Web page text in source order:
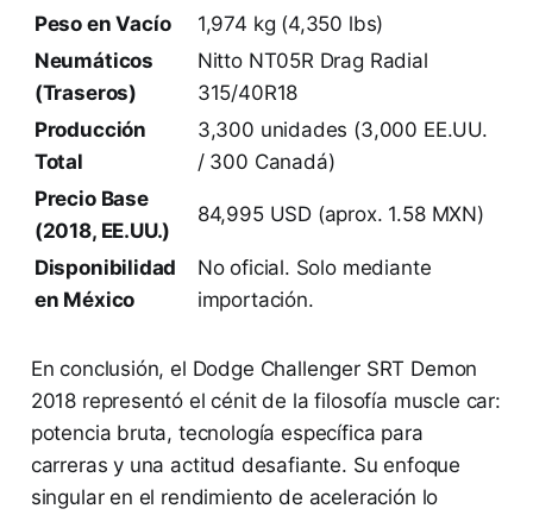
Peso en Vacío
1,974 kg (4,350 lbs)
Neumáticos
(Traseros)
Nitto NT05R Drag Radial
315/40R18
Producción
Total
3,300 unidades (3,000 EE.UU.
/ 300 Canadá)
Precio Base
(2018, EE.UU.)
84,995 USD (aprox. 1.58 MXN)
Disponibilidad
en México
No oficial. Solo mediante
importación.
En conclusión, el Dodge Challenger SRT Demon
2018 representó el cénit de la filosofía muscle car:
potencia bruta, tecnología específica para
carreras y una actitud desafiante. Su enfoque
singular en el rendimiento de aceleración lo